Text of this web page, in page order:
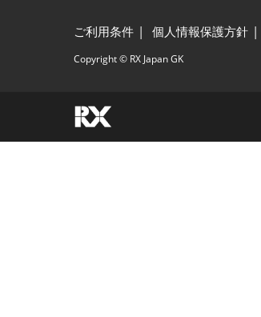
ご利用条件 個人情報保護方針
Copyright © RX Japan GK